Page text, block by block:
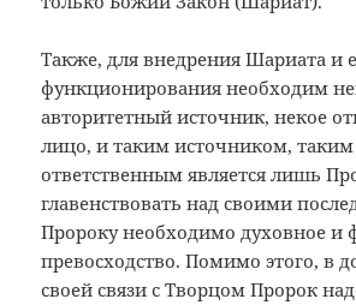
Также, для внедрения Шариата и
функционирования необходим
авторитетный источник, некое
лицо, и таким источником, таким
ответственным является лишь
главенствовать над своими
Пророку необходимо духовное и
превосходство. Помимо этого, в
своей связи с Творцом Пророк